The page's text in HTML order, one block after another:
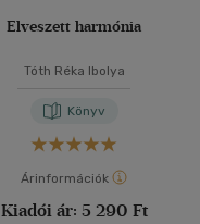
Elveszett harmónia
Tóth Réka Ibolya
Könyv
Árinformációk
Kiadói ár: 5 290 Ft